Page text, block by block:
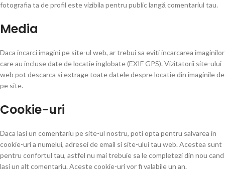
fotografia ta de profil este vizibila pentru public langă comentariul tau.
Media
Daca incarci imagini pe site-ul web, ar trebui sa eviti incarcarea imaginilor
care au incluse date de locatie inglobate (EXIF GPS). Vizitatorii site-ului
web pot descarca si extrage toate datele despre locatie din imaginile de
pe site.
Cookie-uri
Daca lasi un comentariu pe site-ul nostru, poti opta pentru salvarea in
cookie-uri a numelui, adresei de email si site-ului tau web. Acestea sunt
pentru confortul tau, astfel nu mai trebuie sa le completezi din nou cand
lasi un alt comentariu. Aceste cookie-uri vor fi valabile un an.